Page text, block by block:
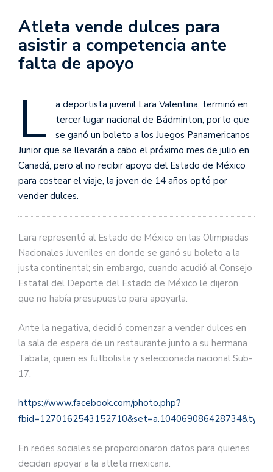
Atleta vende dulces para
asistir a competencia ante
falta de apoyo
L
a deportista juvenil Lara Valentina, terminó en
tercer lugar nacional de Bádminton, por lo que
se ganó un boleto a los Juegos Panamericanos
Junior que se llevarán a cabo el próximo mes de julio en
Canadá, pero al no recibir apoyo del Estado de México
para costear el viaje, la joven de 14 años optó por
vender dulces.
Lara representó al Estado de México en las Olimpiadas
Nacionales Juveniles en donde se ganó su boleto a la
justa continental; sin embargo, cuando acudió al Consejo
Estatal del Deporte del Estado de México le dijeron
que no había presupuesto para apoyarla.
Ante la negativa, decidió comenzar a vender dulces en
la sala de espera de un restaurante junto a su hermana
Tabata, quien es futbolista y seleccionada nacional Sub-
17.
https://www.facebook.com/photo.php?
En redes sociales se proporcionaron datos para quienes
decidan apoyar a la atleta mexicana.